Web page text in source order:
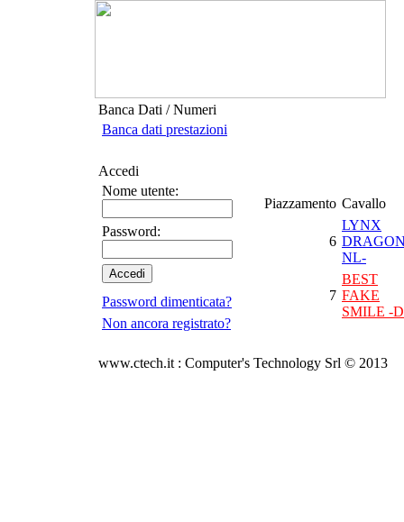
Banca Dati / Numeri
Banca dati prestazioni
Accedi
Nome utente:
Password:
Password dimenticata?
Non ancora registrato?
Piazzamento Cavallo
6
LYNX
NL-
7
BEST
FAKE
SMILE -
www.ctech.it : Computer's Technology Srl © 2013